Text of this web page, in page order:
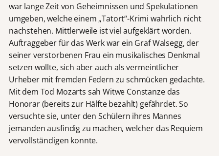
war lange Zeit von Geheimnissen und Spekulationen
umgeben, welche einem „Tatort“-Krimi wahrlich nicht
nachstehen. Mittlerweile ist viel aufgeklärt worden.
Auftraggeber für das Werk war ein Graf Walsegg, der
seiner verstorbenen Frau ein musikalisches Denkmal
setzen wollte, sich aber auch als vermeintlicher
Urheber mit fremden Federn zu schmücken gedachte.
Mit dem Tod Mozarts sah Witwe Constanze das
Honorar (bereits zur Hälfte bezahlt) gefährdet. So
versuchte sie, unter den Schülern ihres Mannes
jemanden ausfindig zu machen, welcher das Requiem
vervollständigen konnte.